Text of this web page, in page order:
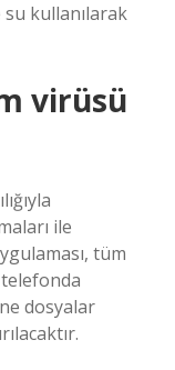
kullanılarak
virüsü
ile
tüm
dosyalar